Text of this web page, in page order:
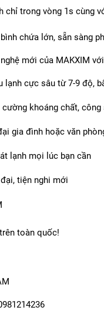
chỉ trong vòng 1s cùng
chứa lớn, sẵn sàng
mới của MAKXIM
lạnh cực sâu từ 7-9 độ,
khoáng chất,
gia đình hoặc văn
lạnh mọi lúc bạn cần
tiện nghi mới
toàn quốc!